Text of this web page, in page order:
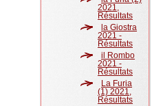
2021,
Résultats
la Giostra
2021 -
Résultats
il Rombo
2021 -
Résultats
La Furia
(1) 2021,
Résultats